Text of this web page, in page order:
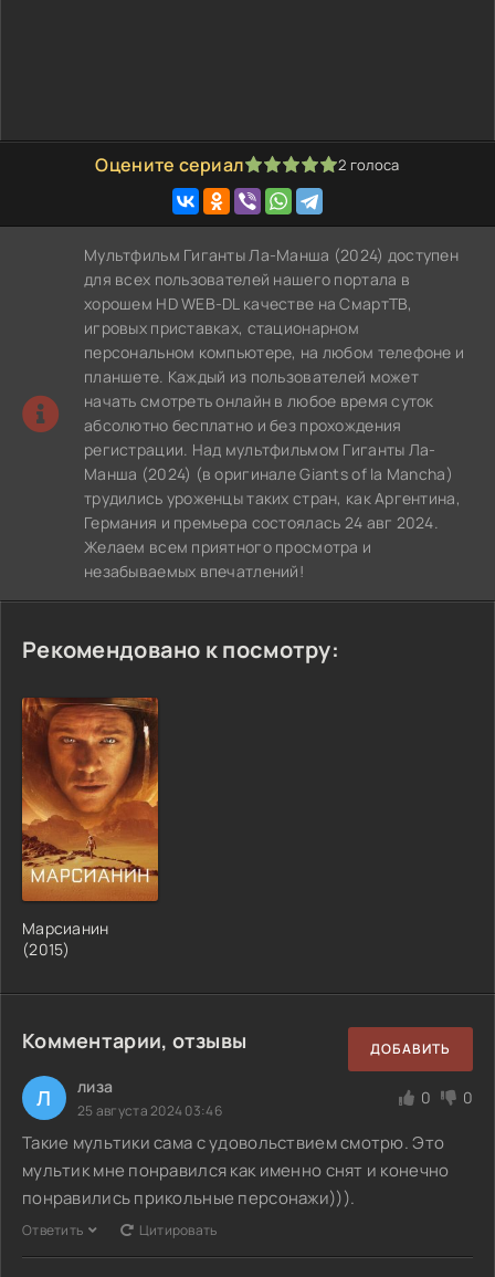
Оцените сериал
1 2 3 4 5 2 голоса
Мультфильм Гиганты Ла-Манша (2024) доступен
для всех пользователей нашего портала в
хорошем HD WEB-DL качестве на СмартТВ,
игровых приставках, стационарном
персональном компьютере, на любом телефоне и
планшете. Каждый из пользователей может
начать смотреть онлайн в любое время суток
абсолютно бесплатно и без прохождения
регистрации. Над мультфильмом Гиганты Ла-
Манша (2024) (в оригинале Giants of la Mancha)
трудились уроженцы таких стран, как Аргентина,
Германия и премьера состоялась 24 авг 2024.
Желаем всем приятного просмотра и
незабываемых впечатлений!
Рекомендовано к посмотру:
Марсианин
(2015)
Комментарии, отзывы ДОБАВИТЬ
Л лиза
25 августа 2024 03:46
0 0
Такие мультики сама с удовольствием смотрю. Это
мультик мне понравился как именно снят и конечно
понравились прикольные персонажи))).
Ответить Цитировать